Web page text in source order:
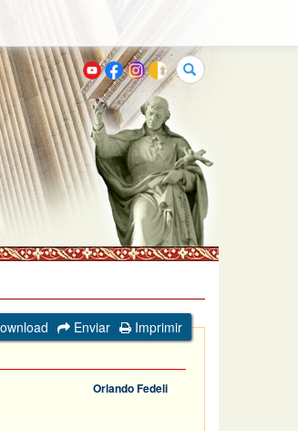
Buscar
Enviar
Imprimir
Orlando Fedeli